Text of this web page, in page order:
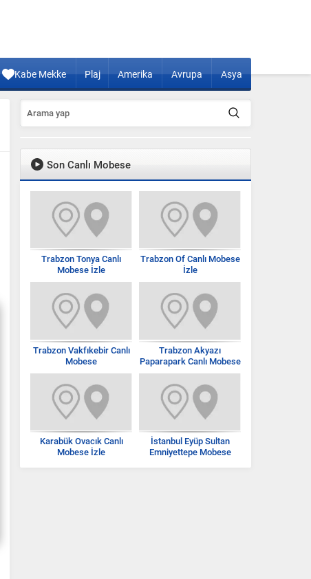
Kabe Mekke Plaj Amerika Avrupa Asya
Son Canlı Mobese
Trabzon Tonya Canlı
Mobese İzle
Trabzon Of Canlı Mobese
İzle
Trabzon Vakfıkebir Canlı
Mobese
Trabzon Akyazı
Paparapark Canlı Mobese
İzle
Karabük Ovacık Canlı
Mobese İzle
İstanbul Eyüp Sultan
Emniyettepe Mobese